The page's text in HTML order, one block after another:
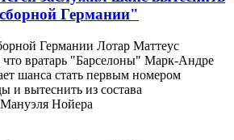
Германии"
Германии Лотар Маттеус
что вратарь "Барселоны" Марк-Андре
шанса стать первым номером
и вытеснить из состава
Нойера